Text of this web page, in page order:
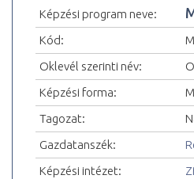
Képzési program neve:
Kód:
Oklevél szerinti név:
Képzési forma:
Tagozat:
Gazdatanszék:
Képzési intézet: